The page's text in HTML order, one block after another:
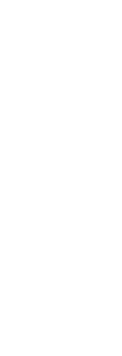
se
además